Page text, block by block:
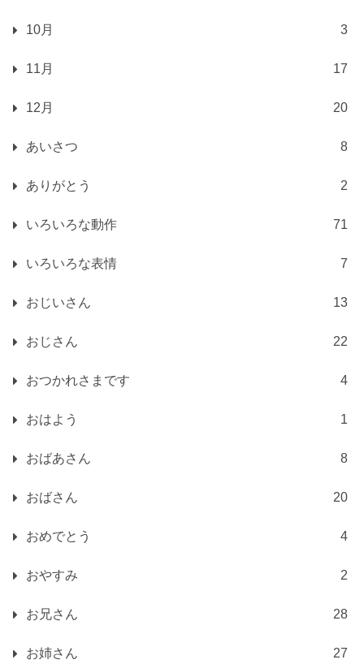
10月 3
11月 17
12月 20
あいさつ 8
ありがとう 2
いろいろな動作 71
いろいろな表情 7
おじいさん 13
おじさん 22
おつかれさまです 4
おはよう 1
おばあさん 8
おばさん 20
おめでとう 4
おやすみ 2
お兄さん 28
お姉さん 27